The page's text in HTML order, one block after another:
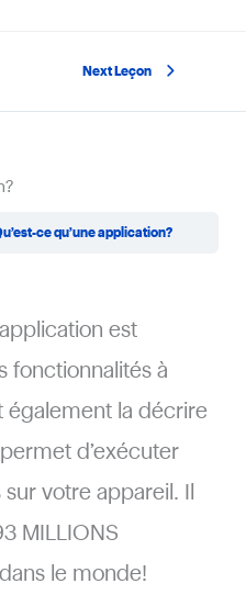
Next Leçon
ce qu’une application?
est
fonctionnalités à
également la décrire
d’exécuter
votre appareil. Il
MILLIONS
le monde!